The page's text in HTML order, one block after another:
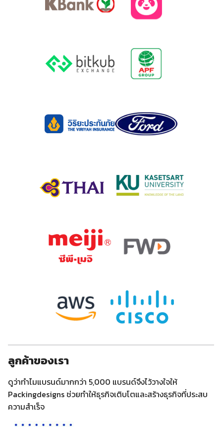
ลูกค้าของเรา
ดูว่าทำไมแบรนด์มากกว่า 5,000 แบรนด์จึงไว้วางใจให้
Packingdesigns ช่วยทำให้ธุรกิจเติบโตและสร้างธุรกิจที่ประสบ
ความสำเร็จ